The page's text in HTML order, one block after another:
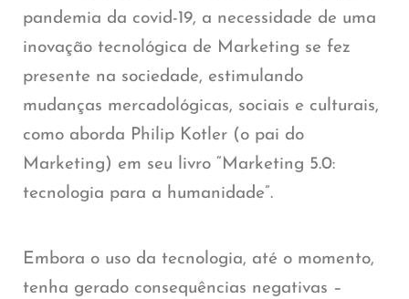
pandemia da covid-19, a necessidade de uma
inovação tecnológica de Marketing se fez
presente na sociedade, estimulando
mudanças mercadológicas, sociais e culturais,
como aborda Philip Kotler (o pai do
Marketing) em seu livro “Marketing 5.0:
tecnologia para a humanidade”.
Embora o uso da tecnologia, até o momento,
tenha gerado consequências negativas –